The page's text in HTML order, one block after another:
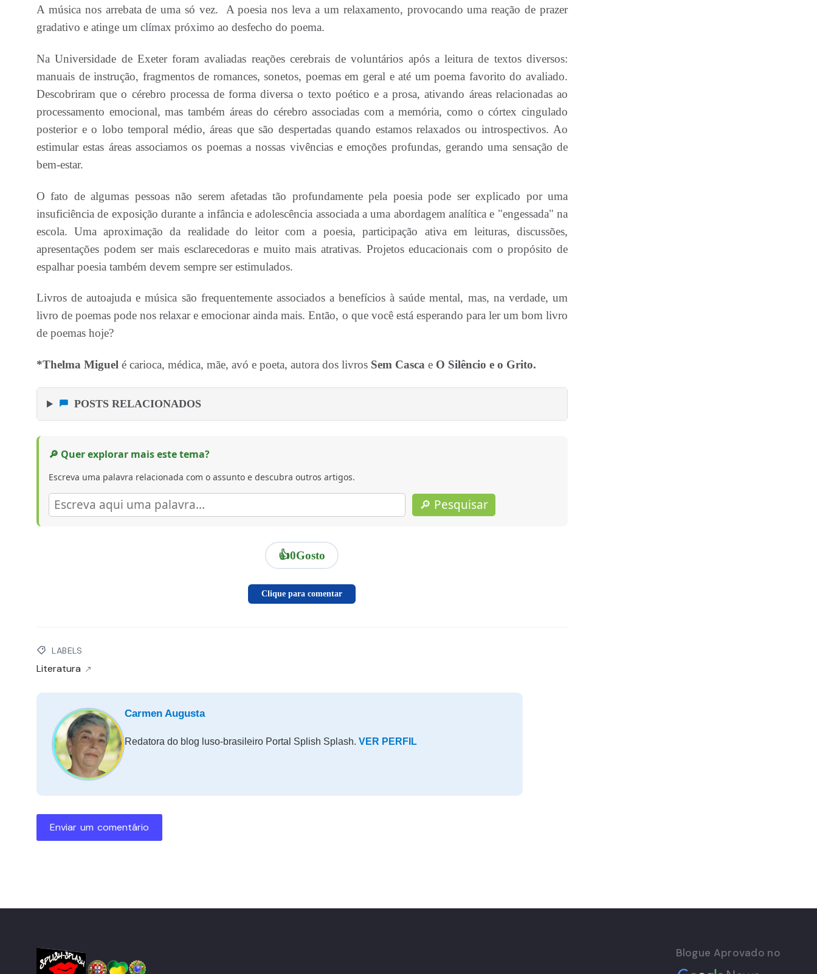
A música nos arrebata de uma só vez. A poesia nos leva a um relaxamento, provocando uma reação de prazer
gradativo e atinge um clímax próximo ao desfecho do poema.
Na Universidade de Exeter foram avaliadas reações cerebrais de voluntários após a leitura de textos diversos:
manuais de instrução, fragmentos de romances, sonetos, poemas em geral e até um poema favorito do avaliado.
Descobriram que o cérebro processa de forma diversa o texto poético e a prosa, ativando áreas relacionadas ao
processamento emocional, mas também áreas do cérebro associadas com a memória, como o córtex cingulado
posterior e o lobo temporal médio, áreas que são despertadas quando estamos relaxados ou introspectivos. Ao
estimular estas áreas associamos os poemas a nossas vivências e emoções profundas, gerando uma sensação de
bem-estar.
O fato de algumas pessoas não serem afetadas tão profundamente pela poesia pode ser explicado por uma
insuficiência de exposição durante a infância e adolescência associada a uma abordagem analítica e "engessada" na
escola. Uma aproximação da realidade do leitor com a poesia, participação ativa em leituras, discussões,
apresentações podem ser mais esclarecedoras e muito mais atrativas. Projetos educacionais com o propósito de
espalhar poesia também devem sempre ser estimulados.
Livros de autoajuda e música são frequentemente associados a benefícios à saúde mental, mas, na verdade, um
livro de poemas pode nos relaxar e emocionar ainda mais. Então, o que você está esperando para ler um bom livro
de poemas hoje?
*Thelma Miguel é carioca, médica, mãe, avó e poeta, autora dos livros Sem Casca e O Silêncio e o Grito.
POSTS RELACIONADOS
🔎 Quer explorar mais este tema?
Escreva uma palavra relacionada com o assunto e descubra outros artigos.
🔎 Pesquisar
👍0Gosto
Clique para comentar
LABELS
Literatura
Carmen Augusta
Redatora do blog luso-brasileiro Portal Splish Splash. VER PERFIL
Enviar um comentário
Blogue Aprovado no